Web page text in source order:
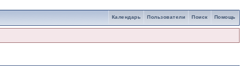
Помощь
Поиск
Пользователи
Календарь